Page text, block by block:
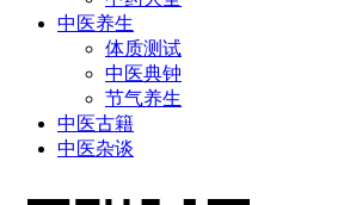
中医养生
体质测试
中医典钟
节气养生
中医古籍
中医杂谈